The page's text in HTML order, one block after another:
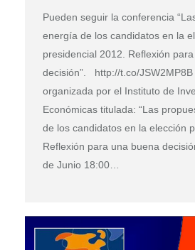
Pueden seguir la conferencia
energía de los candidatos en la
presidencial 2012. Reflexión
decisión”. http://t.co/
organizada por el Instituto de
Económicas titulada: “Las
de los candidatos en la elección
Reflexión para una buena
de Junio 18:00…